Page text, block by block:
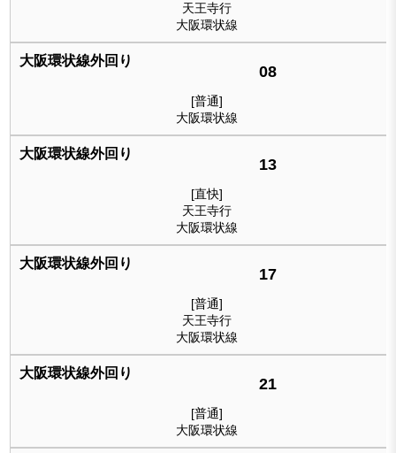
天王寺行
大阪環状線
08
[普通]
大阪環状線
13
[直快]
天王寺行
大阪環状線
17
[普通]
天王寺行
大阪環状線
21
[普通]
大阪環状線